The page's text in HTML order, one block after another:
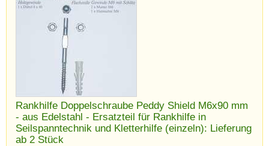
Rankhilfe Doppelschraube Peddy Shield M6x90 mm
- aus Edelstahl - Ersatzteil für Rankhilfe in
Seilspanntechnik und Kletterhilfe (einzeln): Lieferung
ab 2 Stück